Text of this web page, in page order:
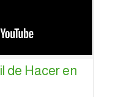
de Hacer en